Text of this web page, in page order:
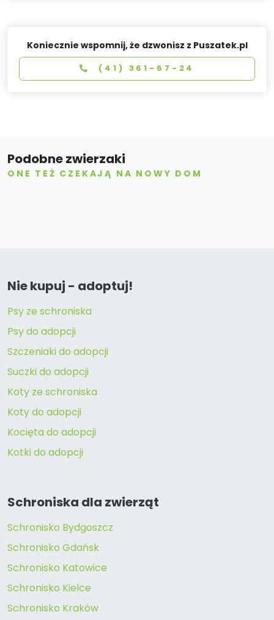
Koniecznie wspomnij, że dzwonisz z Puszatek.pl
(41) 361-67-24
Podobne zwierzaki
ONE TEŻ CZEKAJĄ NA NOWY DOM
Nie kupuj - adoptuj!
Psy ze schroniska
Psy do adopcji
Szczeniaki do adopcji
Suczki do adopcji
Koty ze schroniska
Koty do adopcji
Kocięta do adopcji
Kotki do adopcji
Schroniska dla zwierząt
Schronisko Bydgoszcz
Schronisko Gdańsk
Schronisko Katowice
Schronisko Kielce
Schronisko Kraków